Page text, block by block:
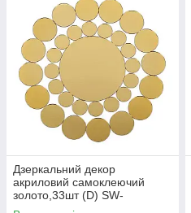
Дзеркальний декор
акриловий самоклеючий
золото,33шт (D) SW-
00002499